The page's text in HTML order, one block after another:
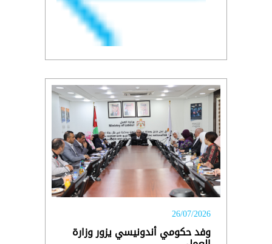
26/07/2026
وفد حكومي أندونيسي يزور وزارة